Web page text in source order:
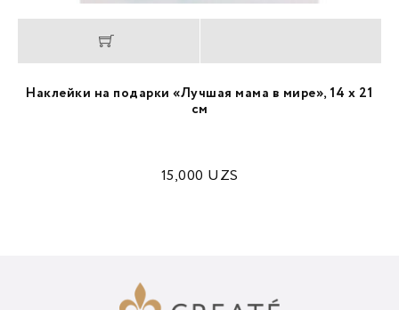
Наклейки на подарки «Лучшая мама в мире», 14 х 21
см
15,000 UZS